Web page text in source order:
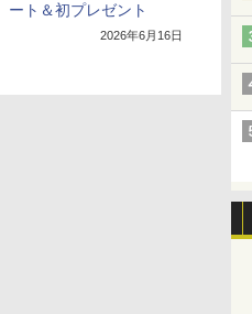
ート＆初プレゼント
2026年6月16日